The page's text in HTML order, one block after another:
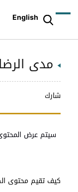
English
مدى
شارك
سيتم عرض
كيف تقيم محتوى